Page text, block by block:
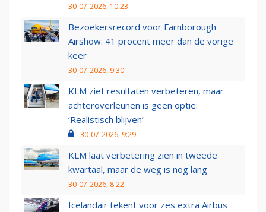
30-07-2026, 10:23
Bezoekersrecord voor Farnborough
Airshow: 41 procent meer dan de vorige
keer
30-07-2026, 9:30
KLM ziet resultaten verbeteren, maar
achteroverleunen is geen optie:
‘Realistisch blijven’
30-07-2026, 9:29
KLM laat verbetering zien in tweede
kwartaal, maar de weg is nog lang
30-07-2026, 8:22
Icelandair tekent voor zes extra Airbus